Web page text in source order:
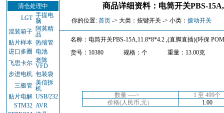
清仓处理中
LGT 手提电
脑
混装箱子 阿莫精
品
贴片样本 热缩管
进口多圈 电池
飞思卡尔 老陈
VFD
步进电机 包装袋
三极管 美信拆
机
贴片电解 USB/232
STM32 AVR
商品详细资料：电筒开关PBS-
你的位置: 首页 -> 大类：按键开关 -> 小类： 拨动开关
名称：电筒开关PBS-15A,11.8*8*4.2 ,(直脚直插)(环保
货号：10380
规格：个 重量：13.00克
数量 ---->
1 至 499个
价格(人民币,元）
1.00